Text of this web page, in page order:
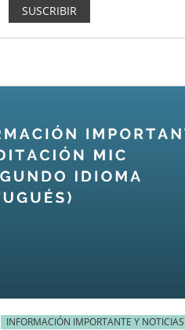
INFORMACIÓN IMPORTANTE Y NOTICIAS